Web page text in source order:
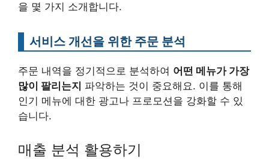
을 몇 가지 소개합니다.
서비스 개선을 위한 주문 분석
주문 내역을 정기적으로 분석하여 어떤 메뉴가 가장
많이 팔리는지 파악하는 것이 중요해요. 이를 통해
인기 메뉴에 대한 광고나 프로모션을 강화할 수 있
습니다.
매출 분석 활용하기